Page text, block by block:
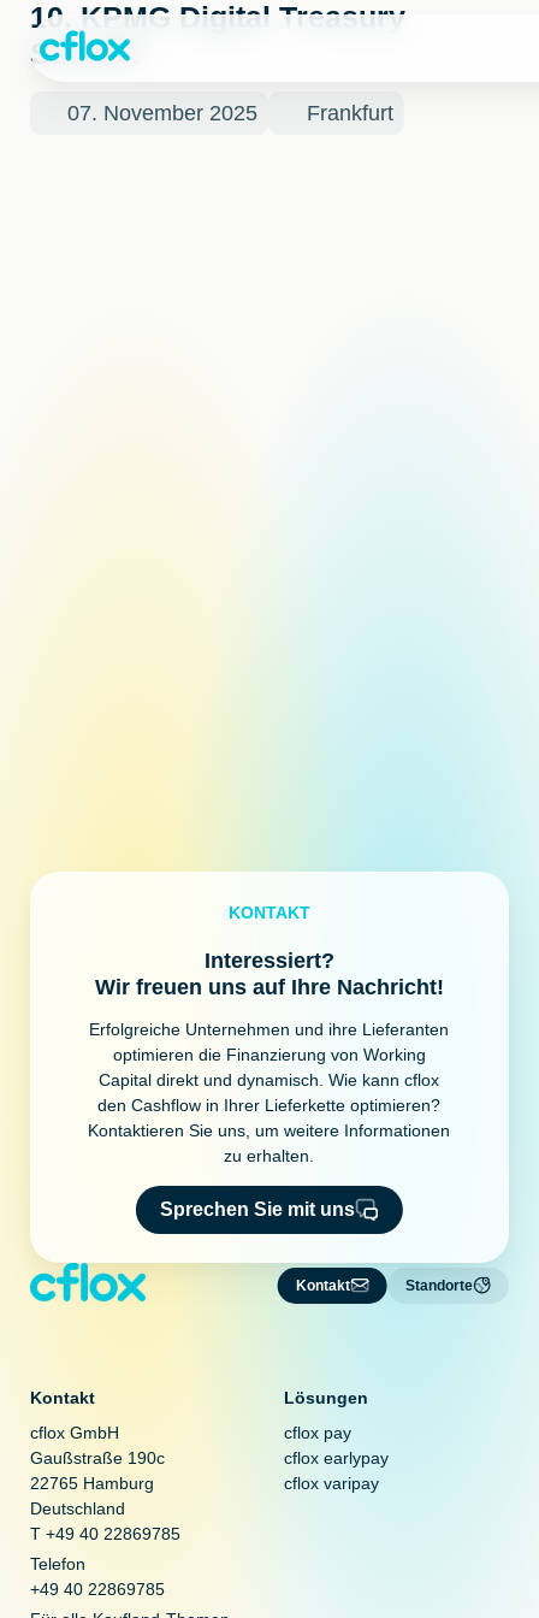
Weiter
Inhalt
10. KPMG Digital Treasury
Summit
07. November 2025 Frankfurt
KONTAKT
Interessiert?
Wir freuen uns auf Ihre Nachricht!
Erfolgreiche Unternehmen und ihre Lieferanten
optimieren die Finanzierung von Working
Capital direkt und dynamisch. Wie kann cflox
den Cashflow in Ihrer Lieferkette optimieren?
Kontaktieren Sie uns, um weitere Informationen
zu erhalten.
Sprechen Sie mit uns
Kontakt Standorte
Kontakt
cflox GmbH
Gaußstraße 190c
22765 Hamburg
Deutschland
T +49 40 22869785
Telefon
+49 40 22869785
Lösungen
cflox pay
cflox earlypay
cflox varipay